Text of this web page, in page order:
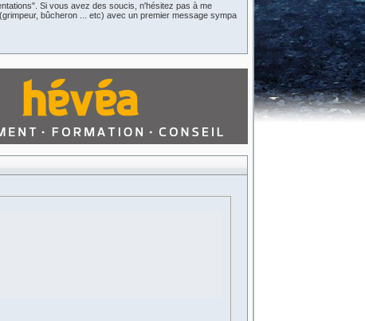
Si vous avez des soucis, n'hésitez pas à me
bûcheron ... etc) avec un premier message sympa